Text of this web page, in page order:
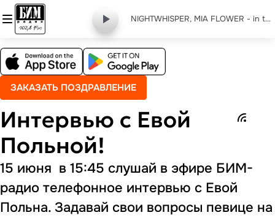
NIGHTWHISPER, MIA FLOWER - in the end
ЗАКАЗАТЬ ПОЗДРАВЛЕНИЕ
Интервью с Евой
Польной!
15 июня в 15:45 слушай в эфире БИМ-
радио телефонное интервью с Евой
Польна. Задавай свои вопросы певице на